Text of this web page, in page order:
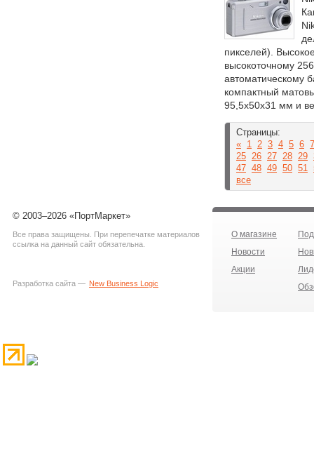
пикселей).
высокоточному
автоматическому
компактный
95,5x50x31 мм и
Страницы:
« 1 2 3 4 5 6 7
25 26 27 28 29
47 48 49 50 51
все
© 2003–2026 «ПортМаркет»
Все права защищены. При перепечатке материалов
ссылка на данный сайт обязательна.
Разработка сайта — New Business Logic
О магазине
Новости
Акции